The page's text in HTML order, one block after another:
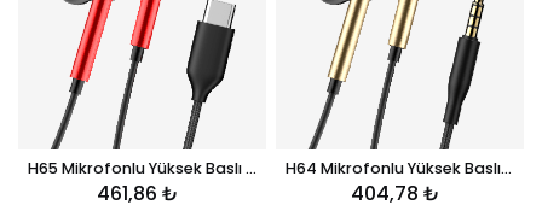
H65 Mikrofonlu Yüksek Baslı Kulak İçi Kablolu Kulaklık
461,86 ₺
H64 Mikrofonlu Yüksek Baslı Kulak İçi Kablolu Kulaklık
404,78 ₺